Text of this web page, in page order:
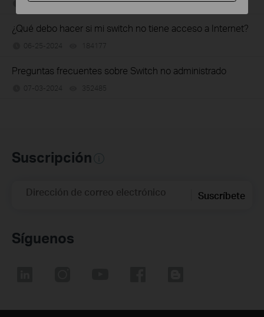
06-25-2024 129875views
¿Qué debo hacer si mi switch no tiene acceso a Internet?
06-25-2024 184177
Preguntas frecuentes sobre Switch no administrado
07-03-2024 352485
Suscripción
Dirección de correo electrónico Suscríbete
Síguenos